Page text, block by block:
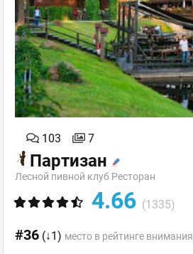
103 7
Партизан
Лесной пивной клуб Ресторан
4.66 (1335)
#36 (↓1) место в рейтинге внимания